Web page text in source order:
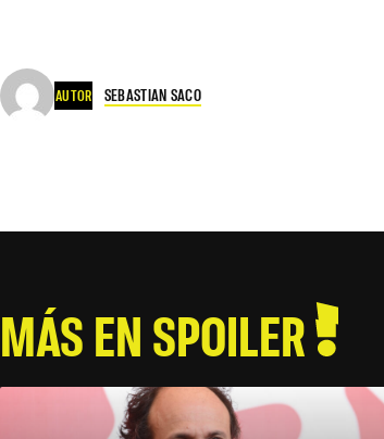
AUTOR SEBASTIAN SACO
MÁS EN SPOILER